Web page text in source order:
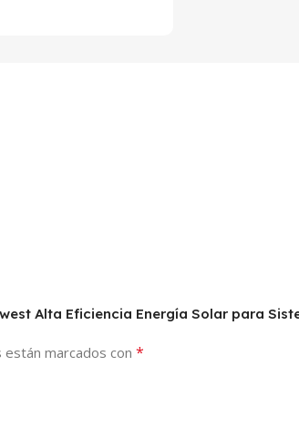
Alta Eficiencia Energía Solar para
marcados con *